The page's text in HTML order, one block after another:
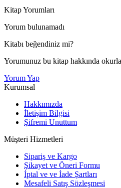
Kitap Yorumları
Yorum bulunamadı
Kitabı beğendiniz mi?
Yorumunuz bu kitap hakkında
Yorum Yap
Kurumsal
Hakkımızda
İletişim Bilgisi
Şifremi Unuttum
Müşteri Hizmetleri
Sipariş ve Kargo
Şikayet ve Öneri Formu
İptal ve ve İade Şartları
Mesafeli Satış Sözleşmesi